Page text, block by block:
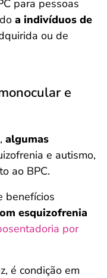
para pessoas
a indivíduos de
ou de
e
algumas
e autismo,
ao BPC.
benefícios
esquizofrenia
por
é condição em